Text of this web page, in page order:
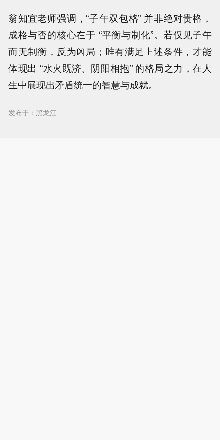
翁知宜老师强调，“子午双包格” 并非绝对贵格，
成格与否的核心在于 “平衡与制化”。若仅见子午
而无制衡，反为凶局；唯有满足上述条件，才能
体现出 “水火既济、阴阳相抱” 的格局之力，在人
生中展现出矛盾统一的智慧与成就。
发布于：黑龙江